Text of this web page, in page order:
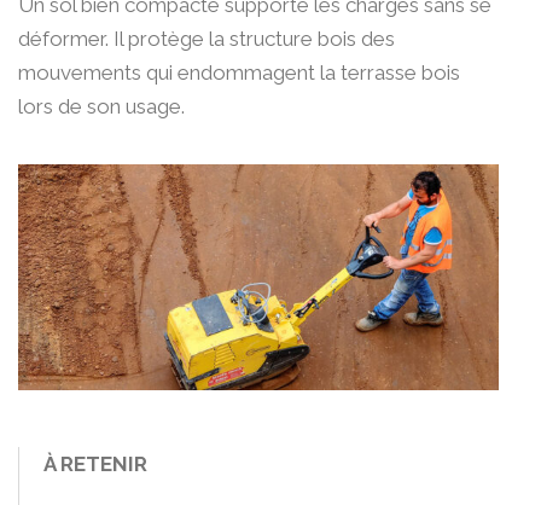
déformer. Il protège la structure bois des
mouvements qui endommagent la terrasse bois
lors de son usage.
À RETENIR